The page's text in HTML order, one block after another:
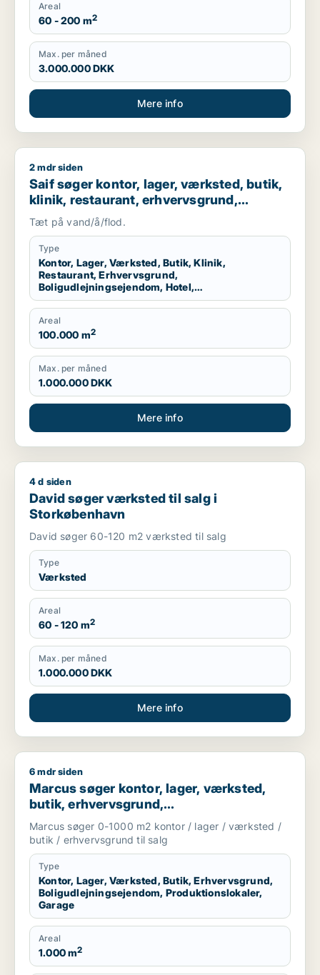
Areal
60 - 200 m2
Max. per måned
3.000.000 DKK
Mere info
Saif søger kontor, lager, værksted, butik, klinik, restaurant,
2 mdr siden
Saif søger kontor, lager, værksted, butik,
klinik, restaurant, erhvervsgrund,
boligudlejningsejendom, hotel,
produktionslokaler eller garage til salg i
Storkøbenhavn
Tæt på vand/å/flod.
Type
Kontor, Lager, Værksted, Butik, Klinik,
Restaurant, Erhvervsgrund,
Boligudlejningsejendom, Hotel,
Produktionslokaler, Garage
Areal
100.000 m2
Max. per måned
1.000.000 DKK
Mere info
David søger værksted til salg i Storkøbenhavn
4 d siden
David søger værksted til salg i
Storkøbenhavn
David søger 60-120 m2 værksted til salg
Type
Værksted
Areal
60 - 120 m2
Max. per måned
1.000.000 DKK
Mere info
Marcus søger kontor, lager, værksted, butik,
6 mdr siden
Marcus søger kontor, lager, værksted,
butik, erhvervsgrund,
boligudlejningsejendom,
produktionslokaler eller garage til salg i
Storkøbenhavn
Marcus søger 0-1000 m2 kontor / lager / værksted /
butik / erhvervsgrund til salg
Type
Kontor, Lager, Værksted, Butik, Erhvervsgrund,
Boligudlejningsejendom, Produktionslokaler,
Garage
Areal
1.000 m2